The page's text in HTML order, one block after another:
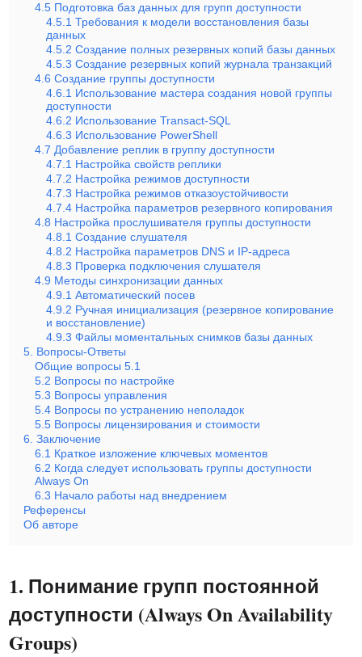
4.5 Подготовка баз данных для групп доступности
4.5.1 Требования к модели восстановления базы
данных
4.5.2 Создание полных резервных копий базы данных
4.5.3 Создание резервных копий журнала транзакций
4.6 Создание группы доступности
4.6.1 Использование мастера создания новой группы
доступности
4.6.2 Использование Transact-SQL
4.6.3 Использование PowerShell
4.7 Добавление реплик в группу доступности
4.7.1 Настройка свойств реплики
4.7.2 Настройка режимов доступности
4.7.3 Настройка режимов отказоустойчивости
4.7.4 Настройка параметров резервного копирования
4.8 Настройка прослушивателя группы доступности
4.8.1 Создание слушателя
4.8.2 Настройка параметров DNS и IP-адреса
4.8.3 Проверка подключения слушателя
4.9 Методы синхронизации данных
4.9.1 Автоматический посев
4.9.2 Ручная инициализация (резервное копирование
и восстановление)
4.9.3 Файлы моментальных снимков базы данных
5. Вопросы-Ответы
Общие вопросы 5.1
5.2 Вопросы по настройке
5.3 Вопросы управления
5.4 Вопросы по устранению неполадок
5.5 Вопросы лицензирования и стоимости
6. Заключение
6.1 Краткое изложение ключевых моментов
6.2 Когда следует использовать группы доступности
Always On
6.3 Начало работы над внедрением
Референсы
Об авторе
1. Понимание групп постоянной
доступности (Always On Availability
Groups)